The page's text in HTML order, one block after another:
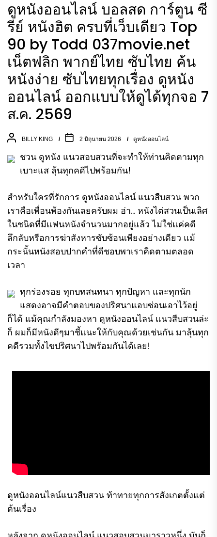
ดูหนังออนไลน์ บอลสด การ์ตูน ซี
รีย์ หนังฮิต ครบที่เว็บเดียว Top
90 by Todd 037movie.net
เน็ตฟลิก พากย์ไทย ซับไทย ค้น
หนังง่าย ซับไทยทุกเรื่อง ดูหนัง
ออนไลน์ ออกแบบให้ดูได้ทุกจอ 7
ส.ค. 2569
BILLY KING 2 มิถุนายน 2026 ดูหนังออนไลน์
ชวน ดูหนัง แนวสอบสวนที่จะทำให้ท่านคิดตามทุก
เบาะแส ลุ้นทุกคดีไปพร้อมกัน!
สำหรับใครที่รักการ ดูหนังออนไลน์ แนวสืบสวน พวก
เราคือเพื่อนพ้องกันเลยครับผม ฮ่า… หนังไต่สวนเป็นเลิศ
ในชนิดที่มีแฟนหนังจำนวนมากอยู่แล้ว ไม่ใช่แค่คดี
ลึกลับหรือการฆ่าสังหารซับซ้อนเพียงอย่างเดียว แม้
กระนั้นหนังสอบปากคำที่ดีชอบพาเราคิดตามตลอด
เวลา
ทุกร่องรอย ทุกบทสนทนา ทุกปัญหา และทุกนัก
แสดงอาจมีคำตอบของปริศนาแอบซ่อนเอาไว้อยู่
ก็ได้ แม้คุณกำลังมองหา ดูหนังออนไลน์ แนวสืบสวนล่ะ
ก็ ผมก็มีหนังดีๆมาชี้แนะให้กับคุณด้วยเช่นกัน มาลุ้นทุก
คดีรวมทั้งไขปริศนาไปพร้อมกันได้เลย!
ดูหนังออนไลน์แนวสืบสวน ท้าทายทุกการสังเกตตั้งแต่
ต้นเรื่อง